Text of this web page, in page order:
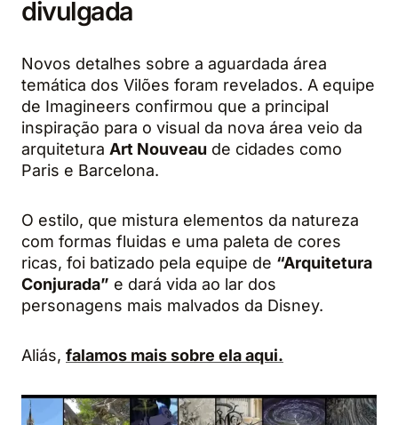
divulgada
Novos detalhes sobre a aguardada área
temática dos Vilões foram revelados. A equipe
de Imagineers confirmou que a principal
inspiração para o visual da nova área veio da
arquitetura Art Nouveau de cidades como
Paris e Barcelona.
O estilo, que mistura elementos da natureza
com formas fluidas e uma paleta de cores
ricas, foi batizado pela equipe de “Arquitetura
Conjurada” e dará vida ao lar dos
personagens mais malvados da Disney.
Aliás, falamos mais sobre ela aqui.